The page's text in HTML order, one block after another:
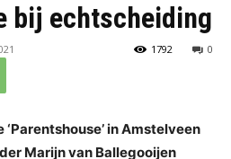
bij echtscheiding
0
1792
in Amstelveen
Marijn van Ballegooijen